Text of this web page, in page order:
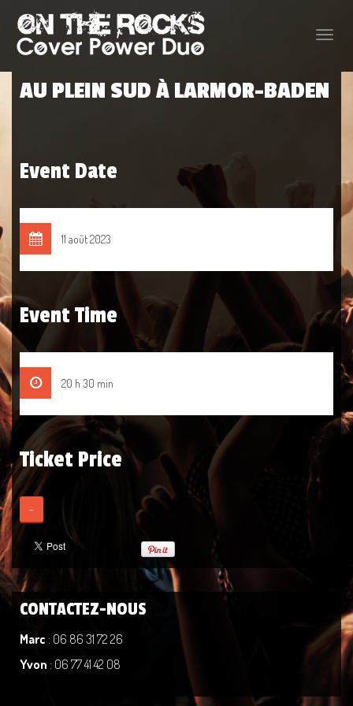
Toggle
AU PLEIN SUD À LARMOR-BADEN
Event Date
11 août 2023
Event Time
20 h 30 min
Ticket Price
-
CONTACTEZ-NOUS
Marc : 06 86 31 72 26
Yvon : 06 77 41 42 08